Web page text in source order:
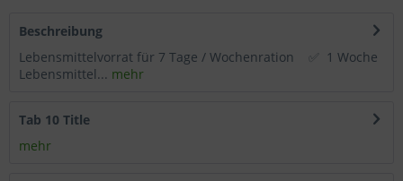
Statistik & Tracking
Beschreibung
Lebensmittelvorrat für 7 Tage / Wochenration ✅ 1 Woche
Lebensmittel... mehr
Tab 10 Title
mehr